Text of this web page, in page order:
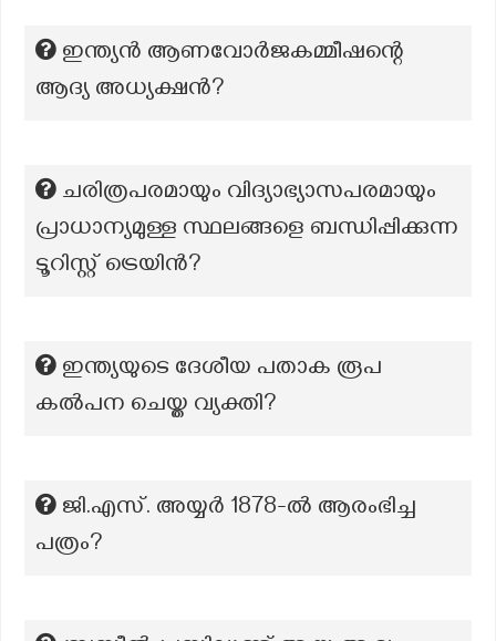
ഇന്ത്യൻ ആണവോർജകമ്മീഷന്റെ
ആദ്യ അധ്യക്ഷൻ?
ചരിത്രപരമായും വിദ്യാഭ്യാസപരമായും
പ്രാധാന്യമുള്ള സ്ഥലങ്ങളെ ബന്ധിപ്പിക്കുന്ന
ടൂറിസ്റ്റ് ട്രെയിൻ?
ഇന്ത്യയുടെ ദേശീയ പതാക രൂപ
കൽപന ചെയ്ത വ്യക്തി?
ജി.എസ്. അയ്യർ 1878-ൽ ആരംഭിച്ച
പത്രം?